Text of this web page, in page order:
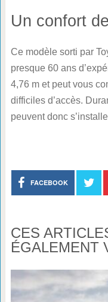
Un confort
Ce modèle sorti par
presque 60 ans
4,76 m et peut vous
difficiles d’accès.
peuvent donc
FACEBOOK
CES
ÉGALEMENT